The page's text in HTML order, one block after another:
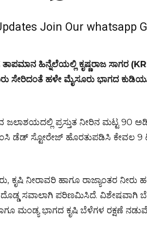
Join Our whatsapp
ತಾಪಮಾನ ಹಿನ್ನೆಲೆಯಲ್ಲಿ ಕೃಷ್ಣರಾಜ ಸಾಗರ
ಸೇರಿದಂತೆ ಹಳೇ ಮೈಸೂರು ಭಾಗದ
ಪ್ರಸ್ತುತ ನೀರಿನ ಮಟ್ಟ 90
ಡೆಡ್ ಸ್ಟೋರೇಜ್ ಹೊರತುಪಡಿಸಿ ಕೇವಲ 9
ಕೃಷಿ ನೀರಾವರಿ ಹಾಗೂ ರಾಜ್ಯಾಂತರ ನೀರು
ಸವಾಲಾಗಿ ಪರಿಣಮಿಸಿದೆ. ವಿಶೇಷವಾಗಿ
ಮಂಡ್ಯ ಭಾಗದ ಕೃಷಿ ಬೆಳೆಗಳ ರಕ್ಷಣೆ ನಡುವೆ